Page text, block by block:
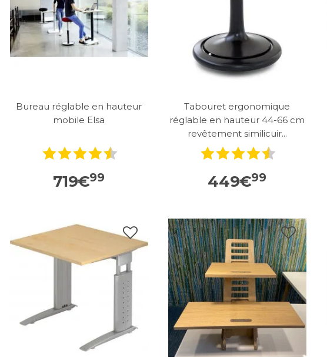
Bureau réglable en hauteur
mobile Elsa
719€99
Tabouret ergonomique
réglable en hauteur 44-66 cm
revêtement similicuir...
449€99